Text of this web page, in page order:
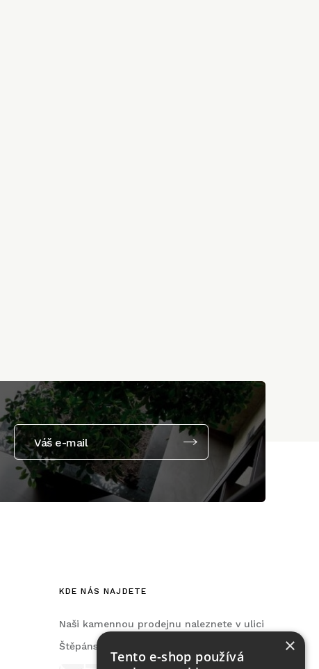
Váš e-mail
KDE NÁS NAJDETE
Naši kamennou prodejnu naleznete v ulici
Štěpánská, na Praze 2.
×
Tento e-shop používá